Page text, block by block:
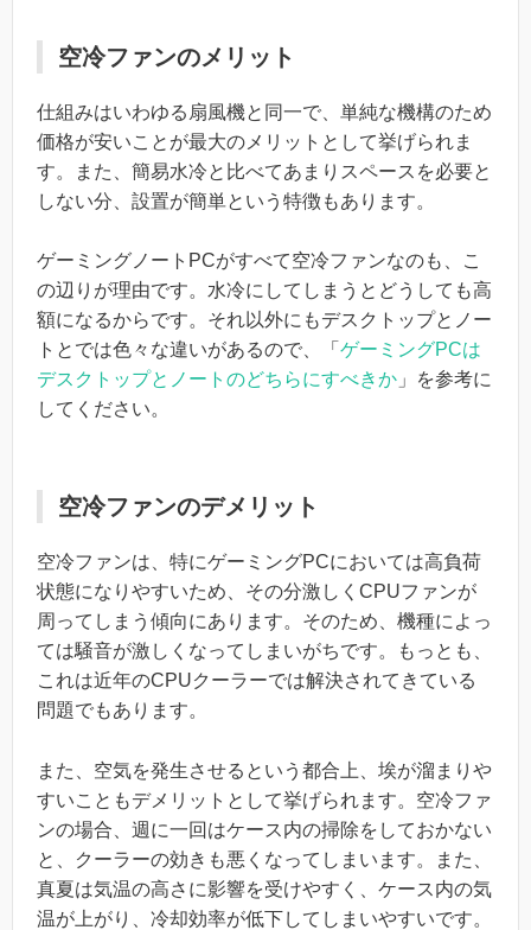
空冷ファンのメリット
仕組みはいわゆる扇風機と同一で、単純な機構のため
価格が安いことが最大のメリットとして挙げられま
す。また、簡易水冷と比べてあまりスペースを必要と
しない分、設置が簡単という特徴もあります。
ゲーミングノートPCがすべて空冷ファンなのも、こ
の辺りが理由です。水冷にしてしまうとどうしても高
額になるからです。それ以外にもデスクトップとノー
トとでは色々な違いがあるので、「 ゲーミングPCは
デスクトップとノートのどちらにすべきか 」を参考に
してください。
空冷ファンのデメリット
空冷ファンは、特にゲーミングPCにおいては高負荷
状態になりやすいため、その分激しくCPUファンが
周ってしまう傾向にあります。そのため、機種によっ
ては騒音が激しくなってしまいがちです。もっとも、
これは近年のCPUクーラーでは解決されてきている
問題でもあります。
また、空気を発生させるという都合上、埃が溜まりや
すいこともデメリットとして挙げられます。空冷ファ
ンの場合、週に一回はケース内の掃除をしておかない
と、クーラーの効きも悪くなってしまいます。また、
真夏は気温の高さに影響を受けやすく、ケース内の気
温が上がり、冷却効率が低下してしまいやすいです。